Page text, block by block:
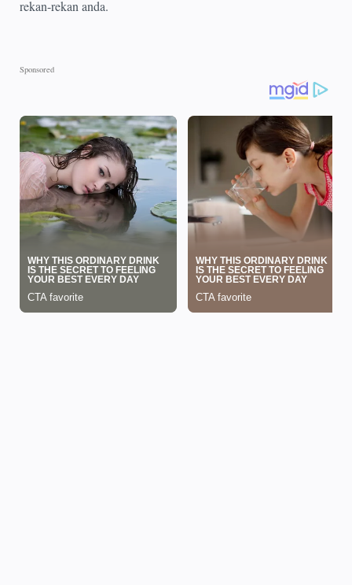
rekan-rekan anda.